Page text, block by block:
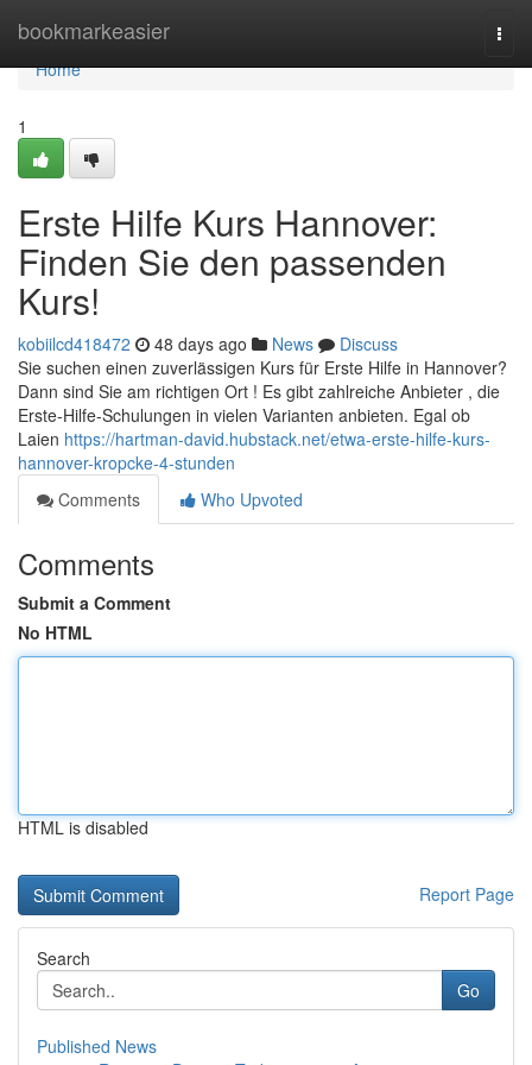
bookmarkeasier
Home
Home
1
Erste Hilfe Kurs Hannover:
Finden Sie den passenden
Kurs!
kobiilcd418472 48 days ago News
Discuss
Sie suchen einen zuverlässigen Kurs für Erste Hilfe in Hannover?
Dann sind Sie am richtigen Ort ! Es gibt zahlreiche Anbieter , die
Erste-Hilfe-Schulungen in vielen Varianten anbieten. Egal ob
Laien https://hartman-david.hubstack.net/etwa-erste-hilfe-kurs-
hannover-kropcke-4-stunden
Comments
Who Upvoted
Comments
Submit a Comment
No HTML
HTML is disabled
Report Page
Search
Go
Published News